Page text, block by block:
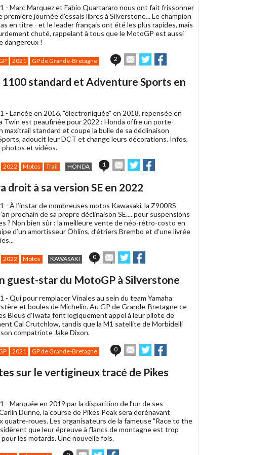
- Marc Marquez et Fabio Quartararo nous ont fait frissonner
journée d’essais libres à Silverstone... Le champion
en titre - et le leader français ont été les plus rapides, mais
chuté, rappelant à tous que le MotoGP est aussi
dangereux !
2021 GP de Grande-Bretagne 2
Envoyer
cet
à
Partager
sur sur
standard et Adventure Sports en
- Lancée en 2016, "électroniquée" en 2018, repensée en
Twin est peaufinée pour 2022 : Honda offre un porte-
maxitrail standard et coupe la bulle de sa déclinaison
adoucit leur DCT et change leurs décorations. Infos,
photos et vidéos.
2022 Motos Trail HONDA 1
Envoyer
cet
à
ami
Partager
sur sur
droit à sa version SE en 2022
- À l’instar de nombreuses motos Kawasaki, la Z900RS
prochain de sa propre déclinaison SE.... pour suspensions
? Non bien sûr : la meilleure vente de néo-rétro-costo en
d’un amortisseur Öhlins, d’étriers Brembo et d’une livrée
2022 Motos KAWASAKI 0
Envoyer
cet
à
ami
Partager
sur sur
guest-star du MotoGP à Silverstone
- Qui pour remplacer Vinales au sein du team Yamaha
et boules de Michelin. Au GP de Grande-Bretagne ce
Bleus d’Iwata font logiquement appel à leur pilote de
Cal Crutchlow, tandis que la M1 satellite de Morbidelli
compatriote Jake Dixon.
2021 GP de Grande-Bretagne 0
Envoyer
cet
à
Partager
sur sur
sur le vertigineux tracé de Pikes
- Marquée en 2019 par la disparition de l’un de ses
Dunne, la course de Pikes Peak sera dorénavant
quatre-roues. Les organisateurs de la fameuse "Race to the
que leur épreuve à flancs de montagne est trop
les motards. Une nouvelle fois.